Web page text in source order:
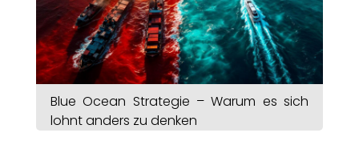
Blue Ocean Strategie – Warum es sich
lohnt anders zu denken